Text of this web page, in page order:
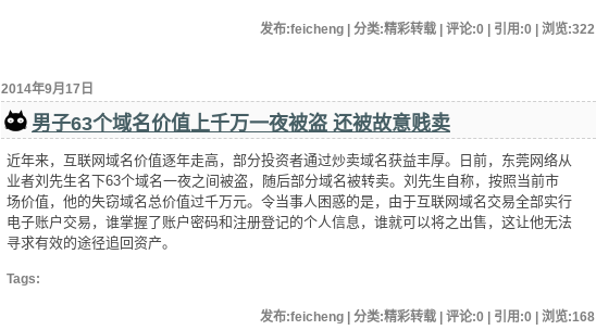
发布:feicheng | 分类:精彩转载 | 评论:0 | 引用:0 | 浏览:322
2014年9月17日
男子63个域名价值上千万一夜被盗 还被故意贱卖
近年来，互联网域名价值逐年走高，部分投资者通过炒卖域名获益丰厚。日前，东莞网络从
业者刘先生名下63个域名一夜之间被盗，随后部分域名被转卖。刘先生自称，按照当前市
场价值，他的失窃域名总价值过千万元。令当事人困惑的是，由于互联网域名交易全部实行
电子账户交易，谁掌握了账户密码和注册登记的个人信息，谁就可以将之出售，这让他无法
寻求有效的途径追回资产。
Tags:
发布:feicheng | 分类:精彩转载 | 评论:0 | 引用:0 | 浏览:168